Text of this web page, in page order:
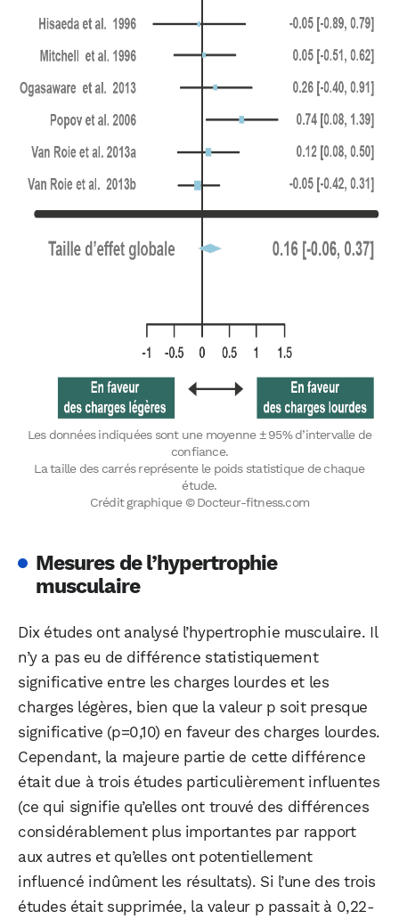
Les données indiquées sont une moyenne ± 95% d’intervalle de
confiance.
La taille des carrés représente le poids statistique de chaque
étude.
Crédit graphique © Docteur-fitness.com
Mesures de l’hypertrophie
musculaire
Dix études ont analysé l’hypertrophie musculaire. Il
n’y a pas eu de différence statistiquement
significative entre les charges lourdes et les
charges légères, bien que la valeur p soit presque
significative (p=0,10) en faveur des charges lourdes.
Cependant, la majeure partie de cette différence
était due à trois études particulièrement influentes
(ce qui signifie qu’elles ont trouvé des différences
considérablement plus importantes par rapport
aux autres et qu’elles ont potentiellement
influencé indûment les résultats). Si l’une des trois
études était supprimée, la valeur p passait à 0,22-
Telegram
Facebook X LinkedIn